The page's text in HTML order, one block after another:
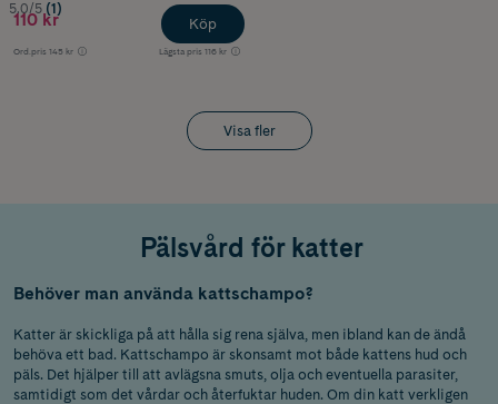
5.0/5 (1)
110 kr
Ord.pris 145 kr Lägsta pris 116 kr
Köp
Visa fler
Pälsvård för katter
Behöver man använda kattschampo?
Katter är skickliga på att hålla sig rena själva, men ibland kan de ändå
behöva ett bad. Kattschampo är skonsamt mot både kattens hud och
päls. Det hjälper till att avlägsna smuts, olja och eventuella parasiter,
samtidigt som det vårdar och återfuktar huden. Om din katt verkligen